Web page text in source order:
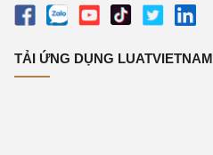
TẢI ỨNG DỤNG LUATVIETNAM